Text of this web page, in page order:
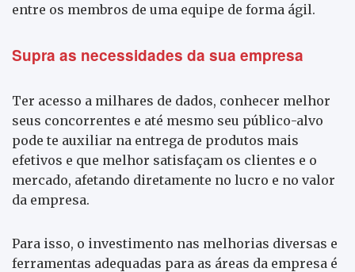
entre os membros de uma equipe de forma ágil.
Supra as necessidades da sua empresa
Ter acesso a milhares de dados, conhecer melhor
seus concorrentes e até mesmo seu público-alvo
pode te auxiliar na entrega de produtos mais
efetivos e que melhor satisfaçam os clientes e o
mercado, afetando diretamente no lucro e no valor
da empresa.
Para isso, o investimento nas melhorias diversas e
ferramentas adequadas para as áreas da empresa é